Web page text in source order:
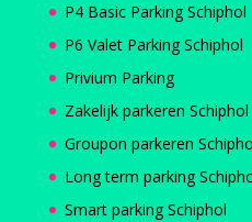
P4 Basic Parking Schiphol
P6 Valet Parking Schiphol
Privium Parking
Zakelijk parkeren Schiphol
Groupon parkeren
Long term parking
Smart parking Schiphol